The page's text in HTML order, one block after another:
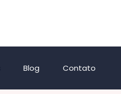
Blog Contato